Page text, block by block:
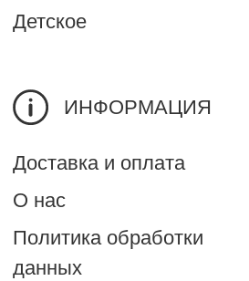
+7 900 955 20 87
ПН-ЧТ: 11:00 - 21:00
ПТ-ВС: 11:00-23:00
Адрес:
Красной Армии, 7
ПН-ЧТ: 10:30 - 20:30
ПТ-ВС : 10:30-22:30